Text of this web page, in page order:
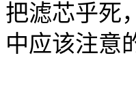
把滤芯乎死
中应该注意